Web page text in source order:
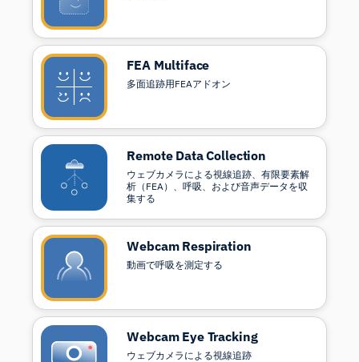
FEA Multiface
多面追跡用FEAアドオン
Remote Data Collection
ウェブカメラによる視線追跡、有限要素解
析（FEA）、呼吸、および音声データを収
集する
Webcam Respiration
動画で呼吸を測定する
Webcam Eye Tracking
ウェブカメラによる視線追跡